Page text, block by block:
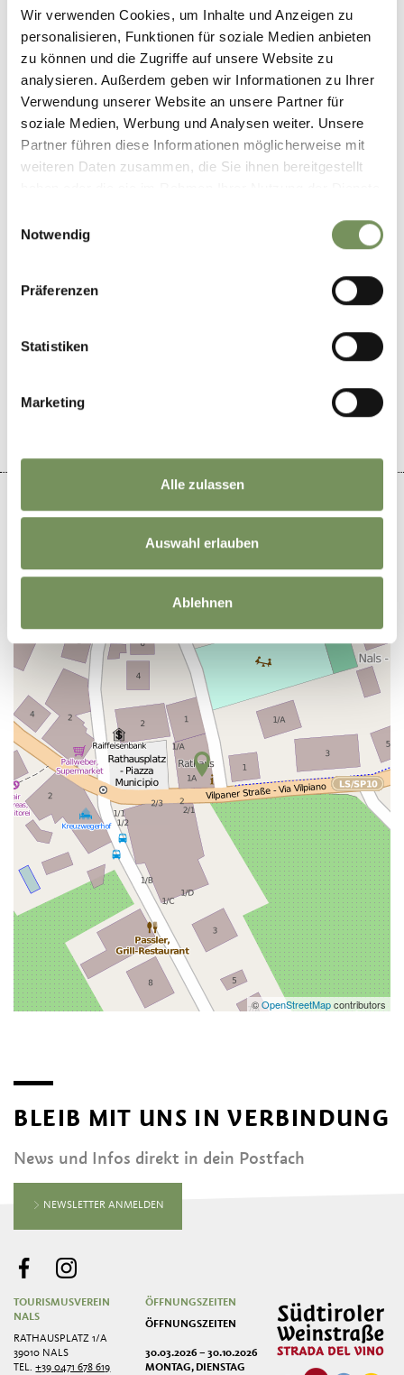
Wir verwenden Cookies, um Inhalte und Anzeigen zu
personalisieren, Funktionen für soziale Medien anbieten
zu können und die Zugriffe auf unsere Website zu
analysieren. Außerdem geben wir Informationen zu Ihrer
Verwendung unserer Website an unsere Partner für
soziale Medien, Werbung und Analysen weiter. Unsere
Partner führen diese Informationen möglicherweise mit
weiteren Daten zusammen, die Sie ihnen bereitgestellt
Notwendig
Präferenzen
Statistiken
Marketing
Alle zulassen
Auswahl erlauben
Ablehnen
Tourismusverein Nals
Anmeldung erforderlich
Ja
Tourismusverein Nals: +39 0471 678619
Veranstalter
Tourismusverein Nals
WAR DER INHALT FÜR DICH HILFREICH?
+
©OpenStreetMapcontributors
BLEIB MIT UNS IN VERBINDUNG
News und Infos direkt in dein Postfach
NEWSLETTER ANMELDEN
TOURISMUSVEREIN
NALS
RATHAUSPLATZ 1/A
39010 NALS
TEL.+39 0471 678 619
ÖFFNUNGSZEITEN
ÖFFNUNGSZEITEN
30.03.2026 – 30.10.2026
MONTAG, DIENSTAG